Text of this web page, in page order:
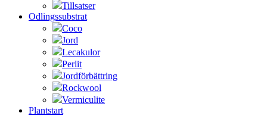
Tillsatser
Odlingssubstrat
Coco
Jord
Lecakulor
Perlit
Jordförbättring
Rockwool
Vermiculite
Plantstart